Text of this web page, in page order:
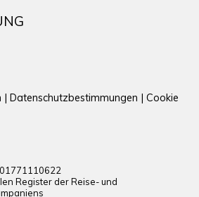
|Datenschutzbestimmungen |Cookie
Register der Reise- und